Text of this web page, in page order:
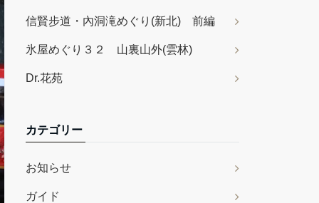
信賢步道・內洞滝めぐり(新北) 前編
氷屋めぐり３２ 山裏山外(雲林)
Dr.花苑
カテゴリー
お知らせ
ガイド